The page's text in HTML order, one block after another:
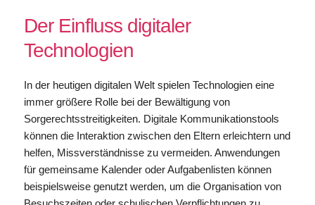
Der Einfluss digitaler
Technologien
In der heutigen digitalen Welt spielen Technologien eine
immer größere Rolle bei der Bewältigung von
Sorgerechtsstreitigkeiten. Digitale Kommunikationstools
können die Interaktion zwischen den Eltern erleichtern und
helfen, Missverständnisse zu vermeiden. Anwendungen
für gemeinsame Kalender oder Aufgabenlisten können
beispielsweise genutzt werden, um die Organisation von